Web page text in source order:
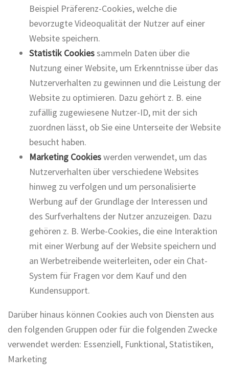
Beispiel Präferenz-Cookies, welche die
bevorzugte Videoqualität der Nutzer auf einer
Website speichern.
Statistik Cookiessammeln Daten über die
Nutzung einer Website, um Erkenntnisse über das
Nutzerverhalten zu gewinnen und die Leistung der
Website zu optimieren. Dazu gehört z. B. eine
zufällig zugewiesene Nutzer-ID, mit der sich
zuordnen lässt, ob Sie eine Unterseite der Website
besucht haben.
Marketing Cookieswerden verwendet, um das
Nutzerverhalten über verschiedene Websites
hinweg zu verfolgen und um personalisierte
Werbung auf der Grundlage der Interessen und
des Surfverhaltens der Nutzer anzuzeigen. Dazu
gehören z. B. Werbe-Cookies, die eine Interaktion
mit einer Werbung auf der Website speichern und
an Werbetreibende weiterleiten, oder ein Chat-
System für Fragen vor dem Kauf und den
Kundensupport.
Darüber hinaus können Cookies auch von Diensten aus
den folgenden Gruppen oder für die folgenden Zwecke
verwendet werden: Essenziell, Funktional, Statistiken,
Marketing